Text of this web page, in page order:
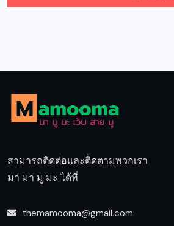
สามารถติดต่อและติดตามพวกเรา
มา มา มู มะ ได้ที่
themamooma@gmail.com